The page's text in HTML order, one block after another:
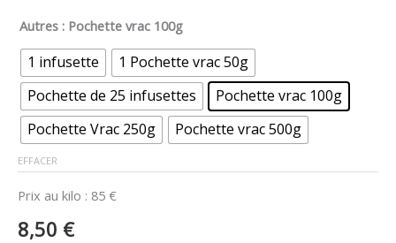
Autres : Pochette vrac 100g
1 infusette
1 Pochette vrac 50g
Pochette de 25 infusettes
Pochette vrac 100g
Pochette Vrac 250g
Pochette vrac 500g
EFFACER
Prix au kilo : 85 €
8,50 €